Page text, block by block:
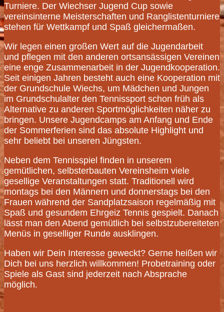
Turniere. Der Wiechser Jugend Cup sowie
vereinsinterne Meisterschaften und Ranglistenturniere
stehen für Wettkampf und Spaß gleichermaßen.
Wir legen einen großen Wert auf die Jugendarbeit
und pflegen mit den anderen ortsansässigen Vereinen
eine enge Zusammenarbeit in der Jugendkooperation.
Seit einigen Jahren besteht auch eine Kooperation mit
der Grundschule Wiechs, um Mädchen und Jungen
im Grundschulalter den Tennissport schon früh als
Alternative zu anderen Sportmöglichkeiten näher zu
bringen. Unsere Jugendcamps am Anfang und Ende
der Sommerferien sind das absolute Highlight und
sehr beliebt bei unseren Jüngsten.
Neben dem Tennisspiel finden in unserem
gemütlichen, selbsterbauten Vereinsheim viele
gesellige Veranstaltungen statt. Traditionell wird
montags bei den Männern und donnerstags bei den
Frauen während der Sandplatzsaison regelmäßig mit
Spaß und gesundem Ehrgeiz Tennis gespielt. Danach
lässt man den Abend gemütlich bei selbstzubereiteten
Menüs in geselliger Runde ausklingen.
Haben wir Dein Interesse geweckt? Gerne heißen wir
Dich bei uns herzlich willkommen! Probetraining oder
Spiele als Gast sind jederzeit nach Absprache
möglich.